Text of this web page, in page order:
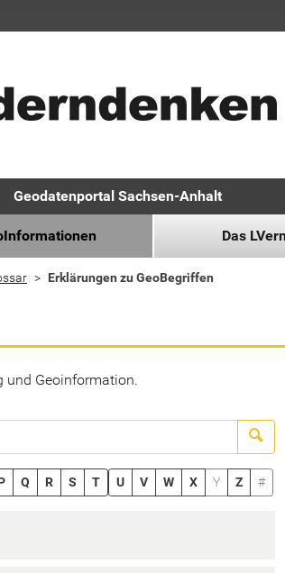
Geodatenportal Sachsen-Anhalt
Das
Erklärungen zu GeoBegriffen
und Geoinformation.
Q R S T U V W X Y Z #